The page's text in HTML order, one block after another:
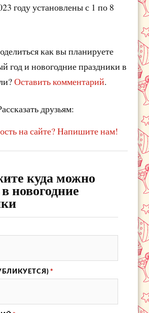
году установлены с 1 по 8
как вы планируете
год и новогодние праздники в
Оставить комментарий.
друзьям:
на сайте? Напишите нам!
куда можно
новогодние
*